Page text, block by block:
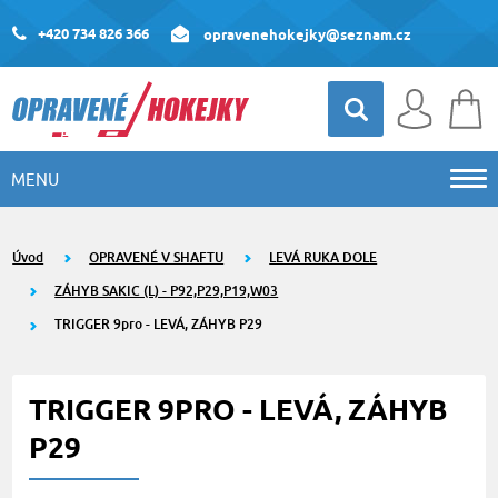
+420 734 826 366 opravenehokejky@seznam.cz
MENU
Úvod OPRAVENÉ V SHAFTU
LEVÁ RUKA DOLE
ZÁHYB SAKIC (L) - P92,P29,P19,W03
TRIGGER 9pro - LEVÁ, ZÁHYB P29
TRIGGER 9PRO - LEVÁ, ZÁHYB
P29